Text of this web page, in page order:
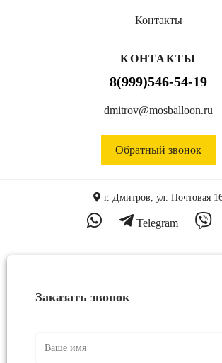
Контакты
КОНТАКТЫ
8(999)546-54-19
dmitrov@mosballoon.ru
Обратный звонок
г. Дмитров, ул. Почтовая
Telegram
Заказать звонок